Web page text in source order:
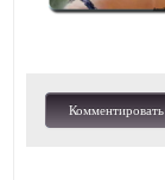
Комментировать